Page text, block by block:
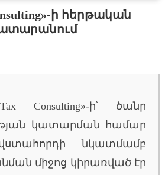
ի հերթական
Consulting»-ի՝ ծանր
կատարման համար
նկատմամբ
միջոց կիրառված էր